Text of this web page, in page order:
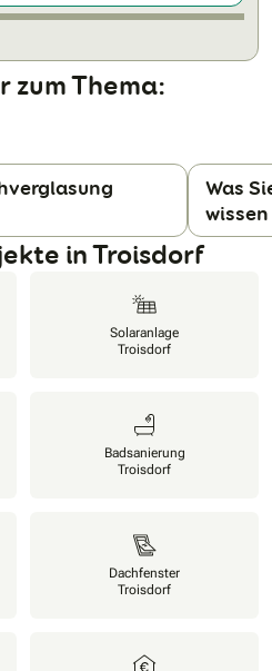
zum Thema:
Was
in Troisdorf
Solaranlage
Troisdorf
Badsanierung
Troisdorf
Dachfenster
Troisdorf